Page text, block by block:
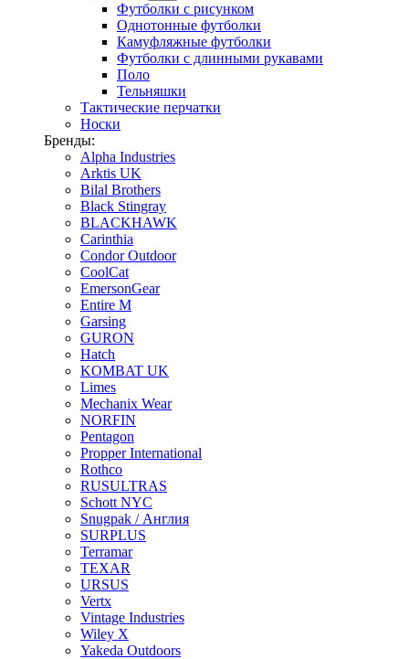
Футболки с рисунком
Однотонные футболки
Камуфляжные футболки
Футболки с длинными рукавами
Поло
Тельняшки
Тактические перчатки
Носки
Бренды:
Alpha Industries
Arktis UK
Bilal Brothers
Black Stingray
BLACKHAWK
Carinthia
Condor Outdoor
CoolCat
EmersonGear
Entire M
Garsing
GURON
Hatch
KOMBAT UK
Limes
Mechanix Wear
NORFIN
Pentagon
Propper International
Rothco
RUSULTRAS
Schott NYC
Snugpak / Англия
SURPLUS
Terramar
TEXAR
URSUS
Vertx
Vintage Industries
Wiley X
Yakeda Outdoors